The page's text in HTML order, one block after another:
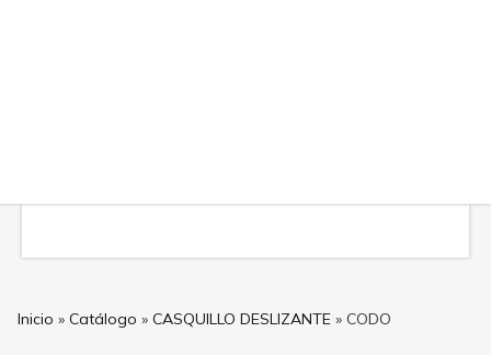
Inicio » Catálogo » CASQUILLO DESLIZANTE » CODO